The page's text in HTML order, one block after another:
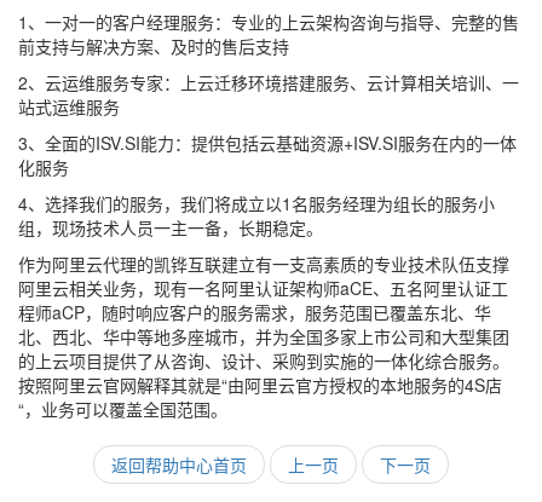
1、一对一的客户经理服务：专业的上云架构咨询与指导、完整的售
前支持与解决方案、及时的售后支持
2、云运维服务专家：上云迁移环境搭建服务、云计算相关培训、一
站式运维服务
3、全面的ISV.SI能力：提供包括云基础资源+ISV.SI服务在内的一体
化服务
4、选择我们的服务，我们将成立以1名服务经理为组长的服务小
组，现场技术人员一主一备，长期稳定。
作为阿里云代理的凯铧互联建立有一支高素质的专业技术队伍支撑
阿里云相关业务，现有一名阿里认证架构师aCE、五名阿里认证工
程师aCP，随时响应客户的服务需求，服务范围已覆盖东北、华
北、西北、华中等地多座城市，并为全国多家上市公司和大型集团
的上云项目提供了从咨询、设计、采购到实施的一体化综合服务。
按照阿里云官网解释其就是“由阿里云官方授权的本地服务的4S店
“，业务可以覆盖全国范围。
返回帮助中心首页 上一页 下一页